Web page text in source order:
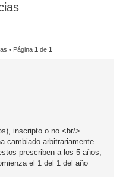
• Página 1 de 1
inscripto o no.<br/>
cambiado arbitrariamente
prescriben a los 5 años,
el 1 del 1 del año